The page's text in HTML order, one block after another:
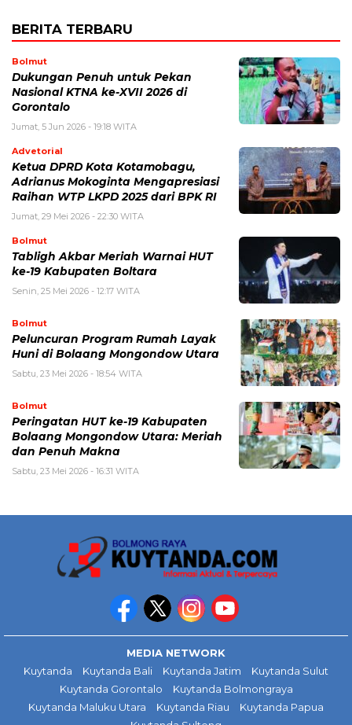
BERITA TERBARU
Bolmut
Dukungan Penuh untuk Pekan
Nasional KTNA ke-XVII 2026 di
Gorontalo
Jumat, 5 Jun 2026 - 19:18 WITA
Advetorial
Ketua DPRD Kota Kotamobagu,
Adrianus Mokoginta Mengapresiasi
Raihan WTP LKPD 2025 dari BPK RI
Jumat, 29 Mei 2026 - 22:30 WITA
Bolmut
Tabligh Akbar Meriah Warnai HUT
ke-19 Kabupaten Boltara
Senin, 25 Mei 2026 - 12:17 WITA
Bolmut
Peluncuran Program Rumah Layak
Huni di Bolaang Mongondow Utara
Sabtu, 23 Mei 2026 - 18:54 WITA
Bolmut
Peringatan HUT ke-19 Kabupaten
Bolaang Mongondow Utara: Meriah
dan Penuh Makna
Sabtu, 23 Mei 2026 - 16:31 WITA
MEDIA NETWORK
Kuytanda
Kuytanda Bali Kuytanda Jatim
Kuytanda Sulut
Kuytanda Gorontalo
Kuytanda Bolmongraya
Kuytanda Maluku Utara
Kuytanda Riau
Kuytanda Papua